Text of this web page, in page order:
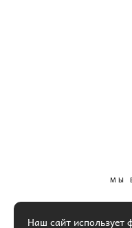
МЫ
Наш сайт использует